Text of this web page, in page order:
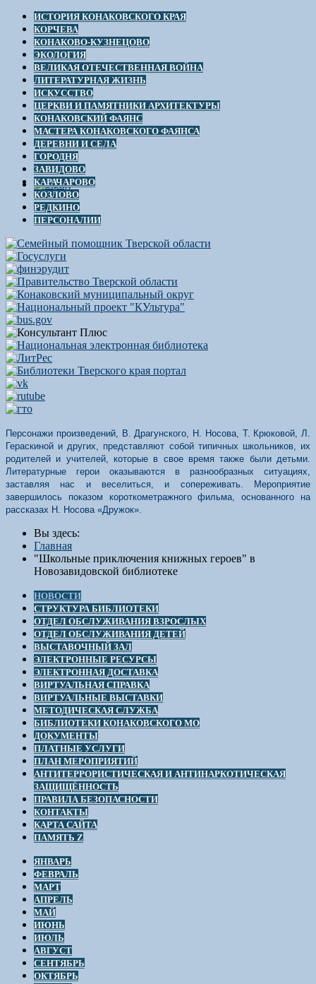
ИСТОРИЯ КОНАКОВСКОГО КРАЯ
КОРЧЕВА
КОНАКОВО-КУЗНЕЦОВО
ЭКОЛОГИЯ
ВЕЛИКАЯ ОТЕЧЕСТВЕННАЯ ВОЙНА
ЛИТЕРАТУРНАЯ ЖИЗНЬ
ИСКУССТВО
ЦЕРКВИ И ПАМЯТНИКИ АРХИТЕКТУРЫ
КОНАКОВСКИЙ ФАЯНС
МАСТЕРА КОНАКОВСКОГО ФАЯНСА
ДЕРЕВНИ И СЕЛА
ГОРОДНЯ
ЗАВИДОВО
КАРАЧАРОВО
КОЗЛОВО
РЕДКИНО
ПЕРСОНАЛИИ
Персонажи произведений, В. Драгунского, Н. Носова, Т. Крюковой, Л.
Гераскиной и других, представляют собой типичных школьников, их
родителей и учителей, которые в свое время также были детьми.
Литературные герои оказываются в разнообразных ситуациях,
заставляя нас и веселиться, и сопереживать. Мероприятие
завершилось показом короткометражного фильма, основанного на
рассказах Н. Носова «Дружок».
Вы здесь:
Главная
"Школьные приключения книжных героев" в
Новозавидовской библиотеке
НОВОСТИ
СТРУКТУРА БИБЛИОТЕКИ
ОТДЕЛ ОБСЛУЖИВАНИЯ ВЗРОСЛЫХ
ОТДЕЛ ОБСЛУЖИВАНИЯ ДЕТЕЙ
ВЫСТАВОЧНЫЙ ЗАЛ
ЭЛЕКТРОННЫЕ РЕСУРСЫ
ЭЛЕКТРОННАЯ ДОСТАВКА
ВИРТУАЛЬНАЯ СПРАВКА
ВИРТУАЛЬНЫЕ ВЫСТАВКИ
МЕТОДИЧЕСКАЯ СЛУЖБА
БИБЛИОТЕКИ КОНАКОВСКОГО МО
ДОКУМЕНТЫ
ПЛАТНЫЕ УСЛУГИ
ПЛАН МЕРОПРИЯТИЙ
АНТИТЕРРОРИСТИЧЕСКАЯ И АНТИНАРКОТИЧЕСКАЯ
ЗАЩИЩЁННОСТЬ
ПРАВИЛА БЕЗОПАСНОСТИ
КОНТАКТЫ
КАРТА САЙТА
ПАМЯТЬ Z
ЯНВАРЬ
ФЕВРАЛЬ
МАРТ
АПРЕЛЬ
МАЙ
ИЮНЬ
ИЮЛЬ
АВГУСТ
СЕНТЯБРЬ
ОКТЯБРЬ